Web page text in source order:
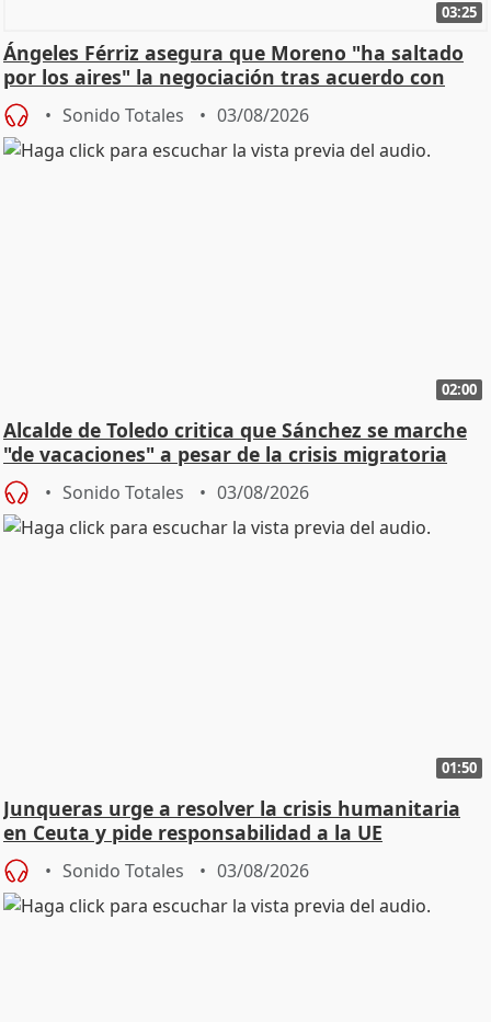
03:25
Ángeles Férriz asegura que Moreno "ha saltado
por los aires" la negociación tras acuerdo con
SMA
Sonido Totales 03/08/2026
02:00
Alcalde de Toledo critica que Sánchez se marche
"de vacaciones" a pesar de la crisis migratoria
Sonido Totales 03/08/2026
01:50
Junqueras urge a resolver la crisis humanitaria
en Ceuta y pide responsabilidad a la UE
Sonido Totales 03/08/2026